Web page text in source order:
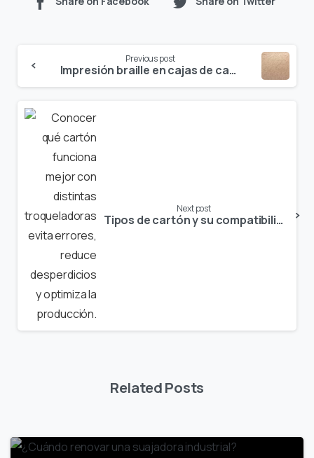
Reading
Previous post
Impresión braille en cajas de cartón: cómo hacer tu empaque más accesible
Next post
Tipos de cartón y su compatibilidad con diferentes máquinas troqueladoras
Related Posts